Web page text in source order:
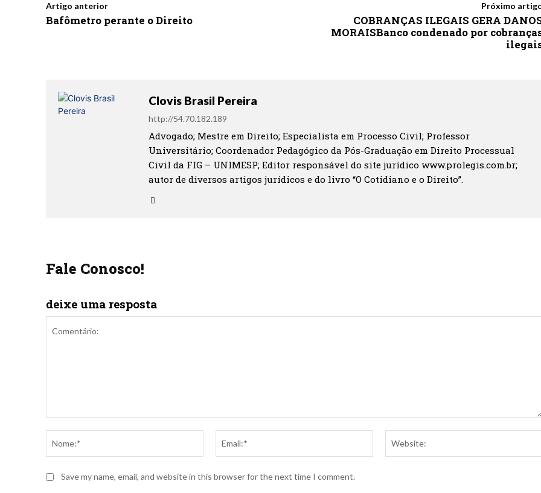
Artigo anterior
Bafômetro perante o Direito
Próximo
COBRANÇAS ILEGAIS GERA
MORAISBanco condenado por
Clovis Brasil Pereira
http://54.70.182.189
Advogado; Mestre em Direito; Especialista em Processo Civil; Professor
Universitário; Coordenador Pedagógico da Pós-Graduação em Direito Processual
Civil da FIG – UNIMESP; Editor responsável do site jurídico www.prolegis.com.br;
autor de diversos artigos jurídicos e do livro “O Cotidiano e o Direito”.
Fale Conosco!
deixe uma resposta
Save my name, email, and website in this browser for the next time I comment.